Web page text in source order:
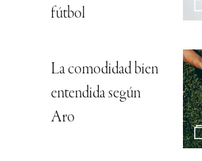
fútbol
La comodidad bien
entendida según
Aro